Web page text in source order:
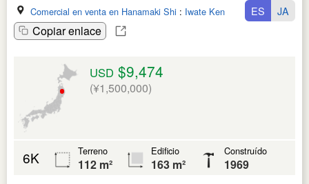
Comercial en venta en Hanamaki Shi : Iwate Ken
Copiar enlace
ES JA
USD $9,474
(¥1,500,000)
6K Terreno
112 m²
Edificio
163 m²
Construído
1969